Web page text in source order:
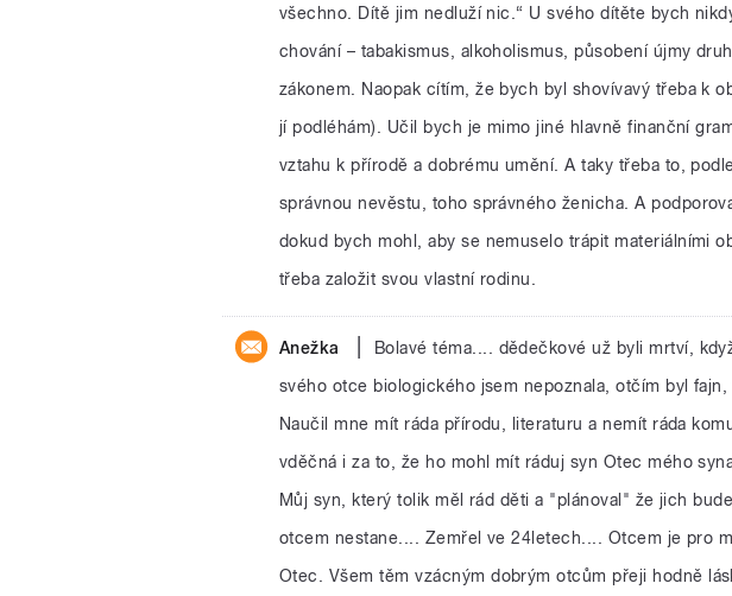
všechno. Dítě jim nedluží nic.“ U svého dítěte bych
chování – tabakismus, alkoholismus, působení újmy
zákonem. Naopak cítím, že bych byl shovívavý třeba k
jí podléhám). Učil bych je mimo jiné hlavně finanční
vztahu k přírodě a dobrému umění. A taky třeba to,
správnou nevěstu, toho správného ženicha. A
dokud bych mohl, aby se nemuselo trápit materiálními
třeba založit svou vlastní rodinu.
Anežka
Bolavé téma.... dědečkové už byli mrtví,
svého otce biologického jsem nepoznala, otčím byl fajn,
Naučil mne mít ráda přírodu, literaturu a nemít ráda
vděčná i za to, že ho mohl mít ráduj syn Otec mého
Můj syn, který tolik měl rád děti a "plánoval" že jich
otcem nestane.... Zemřel ve 24letech.... Otcem je pro
Otec. Všem těm vzácným dobrým otcům přeji hodně